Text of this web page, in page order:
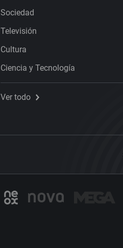
Sociedad
Televisión
Cultura
Ciencia y Tecnología
Ver todo